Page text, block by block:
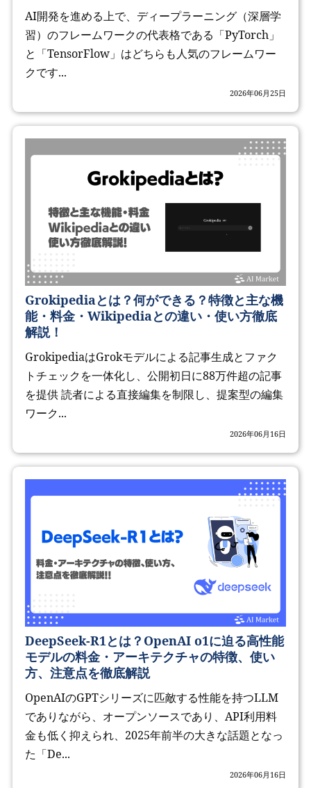
AI開発を進める上で、ディープラーニング（深層学
習）のフレームワークの代表格である「PyTorch」
と「TensorFlow」はどちらも人気のフレームワー
クです...
2026年06月25日
Grokipediaとは？何ができる？特徴と主な機
能・料金・Wikipediaとの違い・使い方徹底
解説！
GrokipediaはGrokモデルによる記事生成とファク
トチェックを一体化し、公開初日に88万件超の記事
を提供 読者による直接編集を制限し、提案型の編集
ワーク...
2026年06月16日
DeepSeek-R1とは？OpenAI o1に迫る高性能
モデルの料金・アーキテクチャの特徴、使い
方、注意点を徹底解説
OpenAIのGPTシリーズに匹敵する性能を持つLLM
でありながら、オープンソースであり、API利用料
金も低く抑えられ、2025年前半の大きな話題となっ
た「De...
2026年06月16日